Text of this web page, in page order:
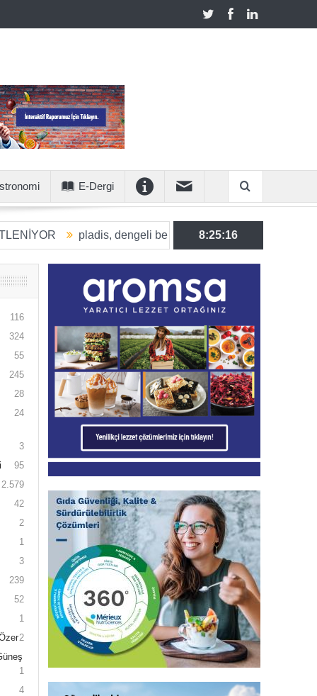
E-Dergi
pladis, dengeli beslenmeye katkı sunan ürün hacmini
8:25:17
116
324
55
245
28
24
3
95
2.579
42
2
1
3
239
52
1
2
1
4